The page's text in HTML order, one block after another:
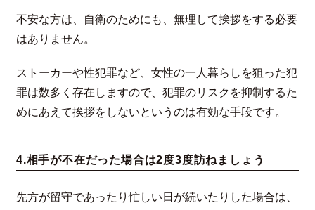
不安な方は、自衛のためにも、無理して挨拶をする必要
はありません。
ストーカーや性犯罪など、女性の一人暮らしを狙った犯
罪は数多く存在しますので、犯罪のリスクを抑制するた
めにあえて挨拶をしないというのは有効な手段です。
4.相手が不在だった場合は2度3度訪ねましょう
先方が留守であったり忙しい日が続いたりした場合は、